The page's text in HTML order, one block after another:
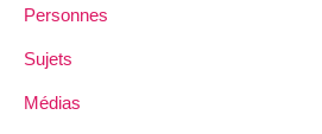
Personnes
Sujets
Médias